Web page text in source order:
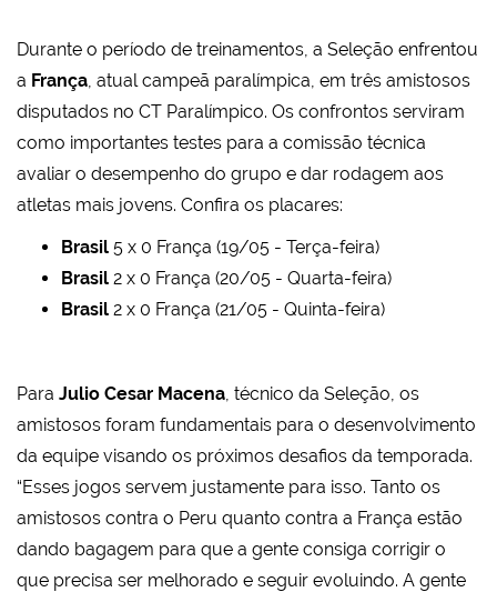
Durante o período de treinamentos, a Seleção enfrentou
a França , atual campeã paralímpica, em três amistosos
disputados no CT Paralímpico. Os confrontos serviram
como importantes testes para a comissão técnica
avaliar o desempenho do grupo e dar rodagem aos
atletas mais jovens. Confira os placares:
Brasil 5 x 0 França (19/05 - Terça-feira)
Brasil 2 x 0 França (20/05 - Quarta-feira)
Brasil 2 x 0 França (21/05 - Quinta-feira)
Para Julio Cesar Macena , técnico da Seleção, os
amistosos foram fundamentais para o desenvolvimento
da equipe visando os próximos desafios da temporada.
“Esses jogos servem justamente para isso. Tanto os
amistosos contra o Peru quanto contra a França estão
dando bagagem para que a gente consiga corrigir o
que precisa ser melhorado e seguir evoluindo. A gente